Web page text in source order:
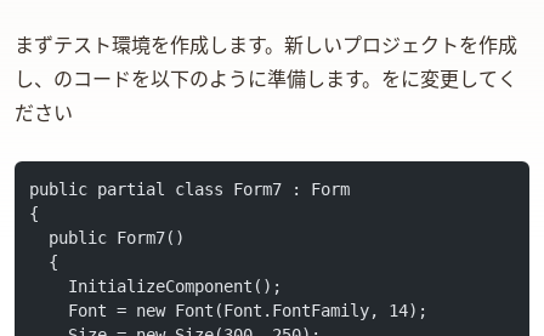
まずテスト環境を作成します。新しいWindows Formプロジェクトを作成
し、Formのコードを以下のように準備します。(Form7をForm1に変更してく
ださい)
public partial class Form7 : Form
{
public Form7()
{
InitializeComponent();
Font = new Font(Font.FontFamily, 14);